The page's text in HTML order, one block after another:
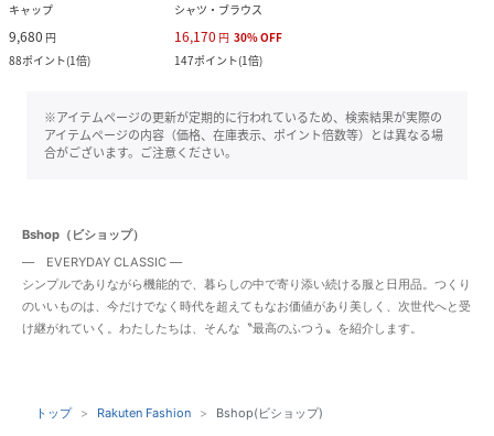
キャップ
9,680 円
88ポイント(1倍)
シャツ・ブラウス
16,170 円 30%OFF
147ポイント(1倍)
※アイテムページの更新が定期的に行われているため、検索結果が実際の
アイテムページの内容（価格、在庫表示、ポイント倍数等）とは異なる場
合がございます。ご注意ください。
Bshop（ビショップ）
― EVERYDAY CLASSIC ―
シンプルでありながら機能的で、暮らしの中で寄り添い続ける服と日用品。つくり
のいいものは、今だけでなく時代を超えてもなお価値があり美しく、次世代へと受
け継がれていく。わたしたちは、そんな〝最高のふつう〟を紹介します。
トップ Rakuten Fashion Bshop(ビショップ)